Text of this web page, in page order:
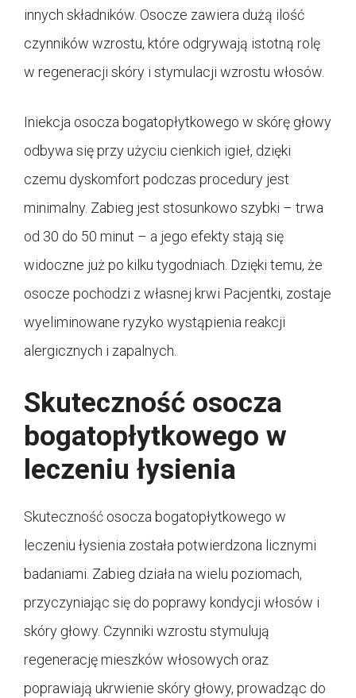
innych składników. Osocze zawiera dużą ilość
czynników wzrostu, które odgrywają istotną rolę
w regeneracji skóry i stymulacji wzrostu włosów.
Iniekcja osocza bogatopłytkowego w skórę głowy
odbywa się przy użyciu cienkich igieł, dzięki
czemu dyskomfort podczas procedury jest
minimalny. Zabieg jest stosunkowo szybki – trwa
od 30 do 50 minut – a jego efekty stają się
widoczne już po kilku tygodniach. Dzięki temu, że
osocze pochodzi z własnej krwi Pacjentki, zostaje
wyeliminowane ryzyko wystąpienia reakcji
alergicznych i zapalnych.
Skuteczność osocza
bogatopłytkowego w
leczeniu łysienia
Skuteczność osocza bogatopłytkowego w
leczeniu łysienia została potwierdzona licznymi
badaniami. Zabieg działa na wielu poziomach,
przyczyniając się do poprawy kondycji włosów i
skóry głowy. Czynniki wzrostu stymulują
regenerację mieszków włosowych oraz
poprawiają ukrwienie skóry głowy, prowadząc do